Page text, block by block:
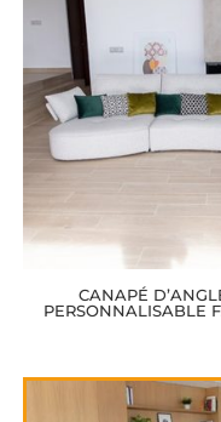
CANAPÉ
PERSONNALISABLE